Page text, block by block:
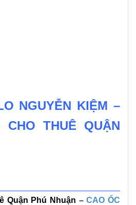
NGUYỄN KIỆM –
CHO THUÊ QUẬN
Quận Phú Nhuận –CAO ỐC